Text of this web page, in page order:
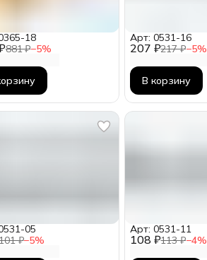
881 ₽−5%
18
207 ₽217 ₽−5%
Арт: 0531-16
В корзину
₽−5%
05
108 ₽113 ₽−4%
Арт: 0531-11